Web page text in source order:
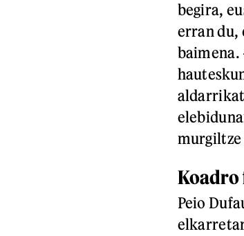
begira,
erran du,
baimena.
Koadro
Peio